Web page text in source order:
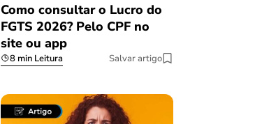
Como consultar o Lucro do
FGTS 2026? Pelo CPF no
site ou app
8 min Leitura Salvar artigo